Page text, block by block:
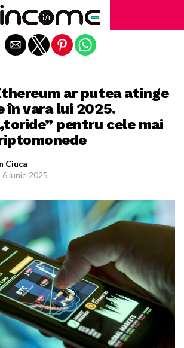
ar putea atinge
în vara lui 2025.
pentru cele mai
Ciuca
6 iunie 2025
Exit mobile version